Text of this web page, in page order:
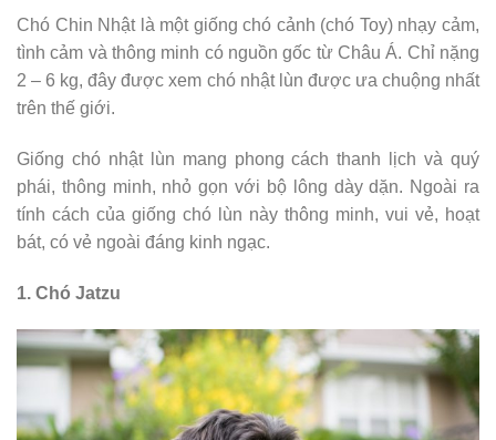
Chó Chin Nhật là một giống chó cảnh (chó Toy) nhạy cảm,
tình cảm và thông minh có nguồn gốc từ Châu Á. Chỉ nặng
2 – 6 kg, đây được xem chó nhật lùn được ưa chuộng nhất
trên thế giới.
Giống chó nhật lùn mang phong cách thanh lịch và quý
phái, thông minh, nhỏ gọn với bộ lông dày dặn. Ngoài ra
tính cách của giống chó lùn này thông minh, vui vẻ, hoạt
bát, có vẻ ngoài đáng kinh ngạc.
1. Chó Jatzu